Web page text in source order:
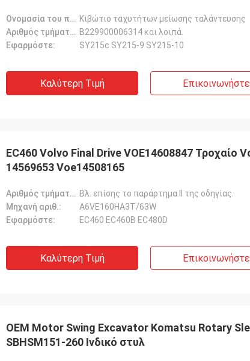
Ονομασία του προϊόντος:: Κιβώτιο ταχυτήτων μείωσης ταλάντευσης
Αριθμός τμήματος:: B229900006314 και λοιπά.
Εφαρμόστε:
SY215c SY215-9 SY215-10
Καλύτερη Τιμή Επικοινωνήστε
EC460 Volvo Final Drive VOE14608847 Τροχαίο
14569653 Voe14508165
Αριθμός τμήματος:: Βλ. επίσης το παράρτημα II της οδηγίας.
Μηχανή αριθ.:
Α6VE160HA3T/63W
Εφαρμόστε:
EC460 EC460B EC480D
Καλύτερη Τιμή Επικοινωνήστε
OEM Motor Swing Excavator Komatsu Rotary
SBHSM151-260 Ινδικό στυλ